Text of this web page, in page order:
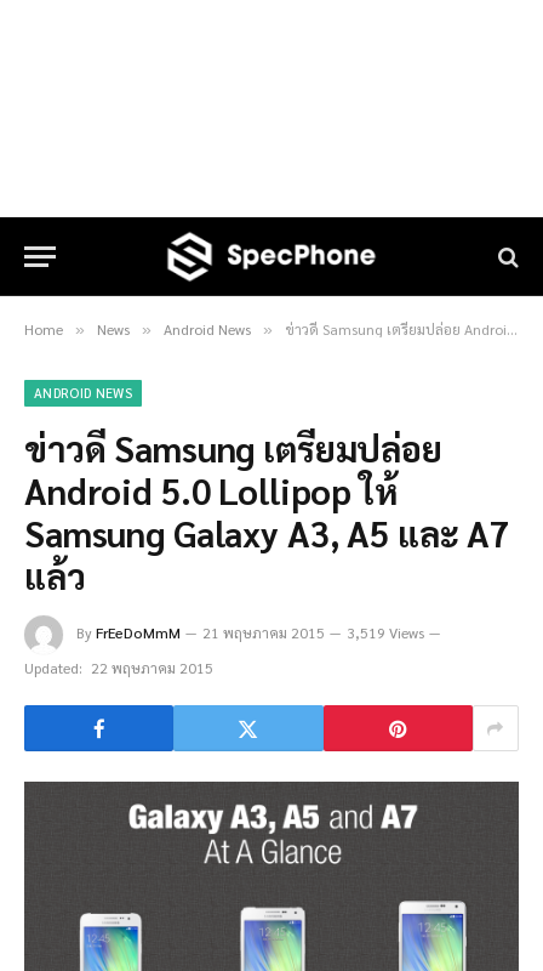
Home » News » Android News » ข่าวดี Samsung เตรียมปล่อย Android 5.0 Lollipop ให้ Samsung Galaxy A3, A5 และ A7 แล้ว
ANDROID NEWS
ข่าวดี Samsung เตรียมปล่อย
Android 5.0 Lollipop ให้
Samsung Galaxy A3, A5 และ A7
แล้ว
ByFrEeDoMmM 21 พฤษภาคม 2015
3,519 Views
Updated: 22 พฤษภาคม 2015